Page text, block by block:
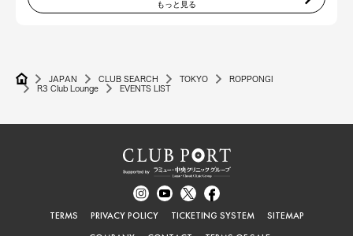
もっと見る
JAPAN CLUB SEARCH TOKYO
ROPPONGI
R3 Club Lounge
EVENTS LIST
TERMS PRIVACY POLICY TICKETING SYSTEM
SITEMAP